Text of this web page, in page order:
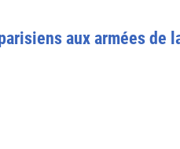
aux armées de